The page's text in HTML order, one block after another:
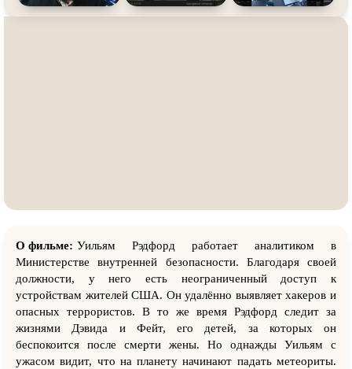
О фильме: Уильям Рэдфорд работает аналитиком в
Министерстве внутренней безопасности. Благодаря своей
должности, у него есть неограниченный доступ к
устройствам жителей США. Он удалённо выявляет хакеров и
опасных террористов. В то же время Рэдфорд следит за
жизнями Дэвида и Фейт, его детей, за которых он
беспокоится после смерти жены. Но однажды Уильям с
ужасом видит, что на планету начинают падать метеориты.